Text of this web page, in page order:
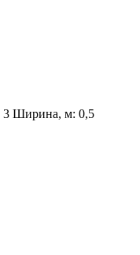
3 Ширина, м: 0,5